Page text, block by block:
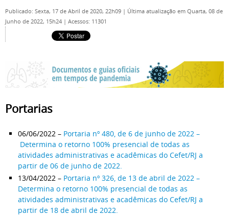
Publicado: Sexta, 17 de Abril de 2020, 22h09 | Última atualização em Quarta, 08 de
Junho de 2022, 15h24 | Acessos: 11301
Portarias
06/06/2022 – Portaria nº 480, de 6 de junho de 2022 –
Determina o retorno 100% presencial de todas as
atividades administrativas e acadêmicas do Cefet/RJ a
partir de 06 de junho de 2022.
13/04/2022 – Portaria nº 326, de 13 de abril de 2022 –
Determina o retorno 100% presencial de todas as
atividades administrativas e acadêmicas do Cefet/RJ a
partir de 18 de abril de 2022.